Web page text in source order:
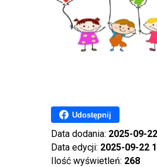
Udostępnij
Data dodania: 2025-09-
Data edycji: 2025-09-22
Ilość wyświetleń: 268